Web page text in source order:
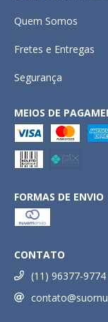
Quem Somos
Fretes e Entregas
Segurança
MEIOS DE
FORMAS DE ENVIO
CONTATO
(11) 96377-9774